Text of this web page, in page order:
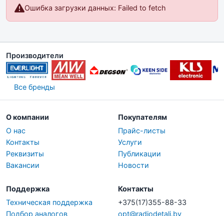
Ошибка загрузки данных: Failed to fetch
Производители
Все бренды
О компании
О нас
Контакты
Реквизиты
Вакансии
Покупателям
Прайс-листы
Услуги
Публикации
Новости
Поддержка
Техническая поддержка
Подбор аналогов
Контакты
+375(17)355-88-33
opt@radiodetali.by